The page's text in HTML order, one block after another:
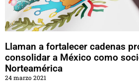
Llaman a fortalecer cadenas
consolidar a México como
Norteamérica
24 marzo 2021